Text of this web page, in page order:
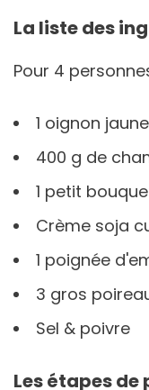
La liste des
Pour 4
1 oignon jaune
400 g de
1 petit
Crème soja
1 poignée
3 gros
Sel & poivre
Les étapes